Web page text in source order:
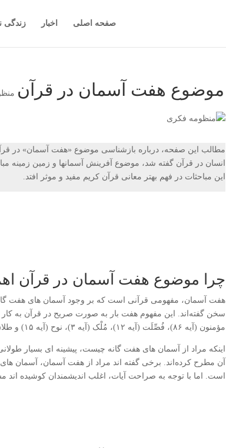
صفحه اصلی اخبار زندگی
موضوع هفت آسمان در قرآن
مطالب این صفحه، درباره بازشناسی موضوع «هفت آسمان» در
انسان در قرآن گفته شد، موضوع آفرینش آسمانها و زمین
این مباحثات در فهم بهتر معانی قرآن کریم مفید و موثر افتد.
چرا موضوع هفت آسمان در قرآن
هفت‌ آسمان، مفهومی قرآنی است که بر وجود آسمان ‌های هفت‌
مؤمنون (آیه ۸۶)، فُصِّلَت (آیه ۱۲)، مُلْک (آیه ۳)، نوح (آیه ۱۵) و طلاق (آیه ۱۲).
اینکه مراد از آسمان‌ های هفت ‌گانه چیست، پیشینه ای بسیار
آن مطرح کرده‌اند. برخی گفته اند مراد از هفت آسمان، آسمان
است. اما با توجه به صراحت آیات، اغلب اندیشمندان کوشیده